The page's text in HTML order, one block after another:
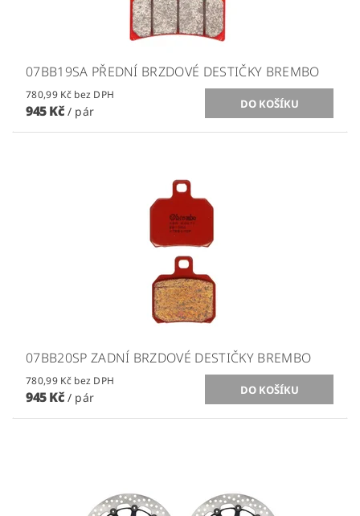
07BB19SA PŘEDNÍ BRZDOVÉ DESTIČKY BREMBO
780,99 Kč bez DPH
945 Kč / pár
07BB20SP ZADNÍ BRZDOVÉ DESTIČKY BREMBO
780,99 Kč bez DPH
945 Kč / pár